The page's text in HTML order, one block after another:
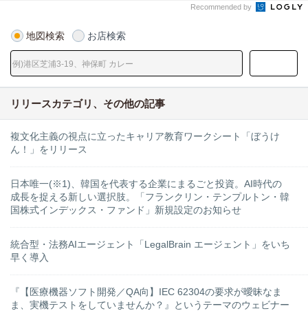
Recommended by
地図検索 お店検索
リリースカテゴリ、その他の記事
複文化主義の視点に立ったキャリア教育ワークシート「ぼうけ
ん！」をリリース
日本唯一(※1)、韓国を代表する企業にまるごと投資。AI時代の
成長を捉える新しい選択肢。「フランクリン・テンプルトン・韓
国株式インデックス・ファンド」新規設定のお知らせ
統合型・法務AIエージェント「LegalBrain エージェント」をいち
早く導入
『【医療機器ソフト開発／QA向】IEC 62304の要求が曖昧なま
ま、実機テストをしていませんか？』というテーマのウェビナー